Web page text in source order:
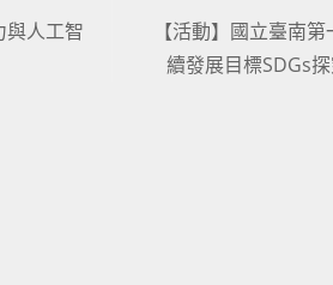
與人工智
【活動】國立臺南
續發展目標SDGs